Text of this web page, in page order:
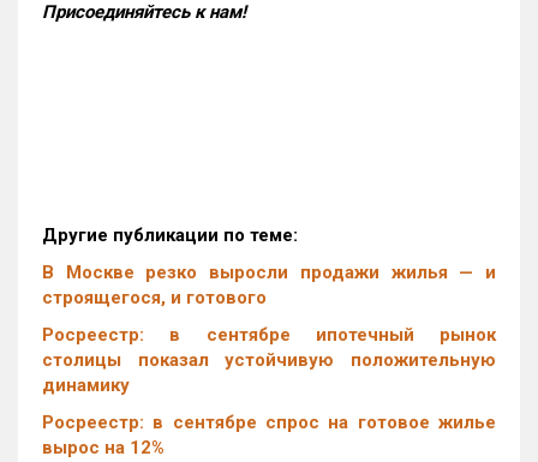
Присоединяйтесь к нам!
Другие публикации по теме:
В Москве резко выросли продажи жилья — и
строящегося, и готового
Росреестр: в сентябре ипотечный рынок
столицы показал устойчивую положительную
динамику
Росреестр: в сентябре спрос на готовое жилье
вырос на 12%